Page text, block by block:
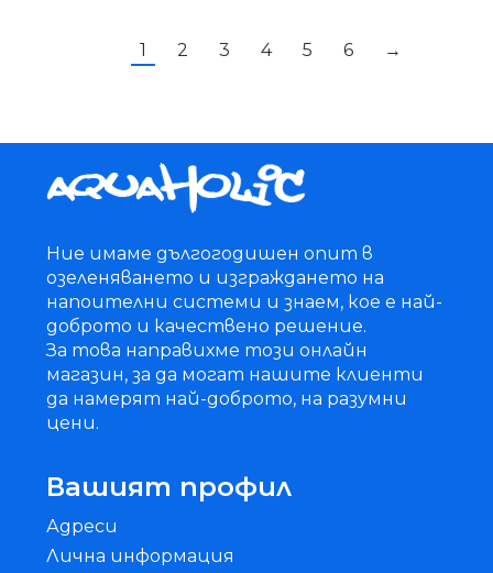
1 2 3 4 5 6 →
Ние имаме дългогодишен опит в
озеленяването и изграждането на
напоителни системи и знаем, кое е най-
доброто и качествено решение.
За това направихме този онлайн
магазин, за да могат нашите клиенти
да намерят най-доброто, на разумни
цени.
Вашият профил
Адреси
Лична информация